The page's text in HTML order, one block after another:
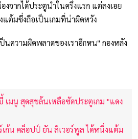
จากได้ประตูนำในครึ่งแรก แต่ลงเอย
แต้มซึ่งถือเป็นเกมที่น่าผิดหวัง
ความผิดพลาดของเราอีกหน" กองหลัง
เมนู สุดสุขล้นเหลือซัดประตูเกม "แดง
เก้น คล็อปป์ ยัน ลิเวอร์พูล ได้หนึ่งแต้ม